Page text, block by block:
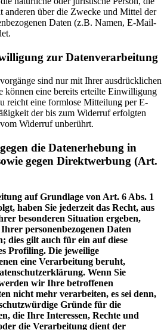
anderen über die Zwecke und Mittel der
Daten (z.B. Namen, E-Mail-
zur Datenverarbeitung
sind nur mit Ihrer ausdrücklichen
eine bereits erteilte Einwilligung
reicht eine formlose Mitteilung per E-
der bis zum Widerruf erfolgten
Widerruf unberührt.
die Datenerhebung in
gegen Direktwerbung (Art.
auf Grundlage von Art. 6 Abs. 1
haben Sie jederzeit das Recht, aus
besonderen Situation ergeben,
personenbezogenen Daten
dies gilt auch für ein auf diese
Profiling. Die jeweilige
eine Verarbeitung beruht,
Wenn Sie
wir Ihre betroffenen
nicht mehr verarbeiten, es sei denn,
Gründe für die
die Ihre Interessen, Rechte und
die Verarbeitung dient der